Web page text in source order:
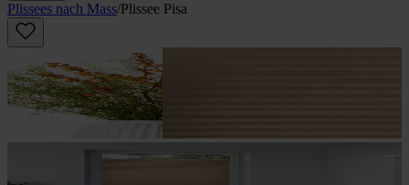
Plissees nach Mass/Plissee Pisa